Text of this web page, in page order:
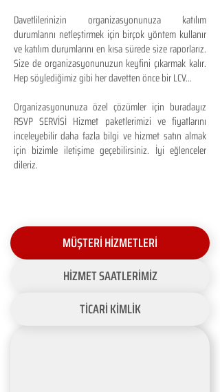
Davetlilerinizin organizasyonunuza katılım
durumlarını netleştirmek için birçok yöntem kullanır
ve katılım durumlarını en kısa sürede size raporlarız.
Size de organizasyonunuzun keyfini çıkarmak kalır.
Hep söylediğimiz gibi her davetten önce bir LCV...
Organizasyonunuza özel çözümler için buradayız
RSVP SERVİSİ Hizmet paketlerimizi ve fiyatlarını
inceleyebilir daha fazla bilgi ve hizmet satın almak
için bizimle iletişime geçebilirsiniz. İyi eğlenceler
dileriz.
MÜŞTERİ HİZMETLERİ
HİZMET SAATLERİMİZ
TİCARİ KİMLİK